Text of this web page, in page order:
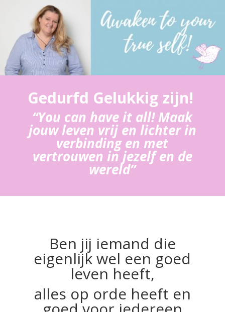
Gedurfd Gelukkig zijn!
“You can have it all! Maak
jouw leven vrij en lichter in
verbinding en met
vertrouwen in jezelf en de
wereld”
Ben jij iemand die
eigenlijk wel een goed
leven heeft,
alles op orde heeft en